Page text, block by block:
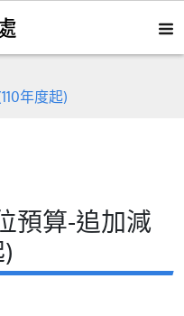
年度起)
預算-追加減